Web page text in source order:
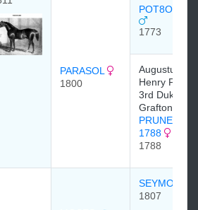
PARASOL
1800
POT8OS
1773
Augustus
Henry
3rd Duke of
Grafton
PRUNELLA
1788
1788
SEYMOUR
1807